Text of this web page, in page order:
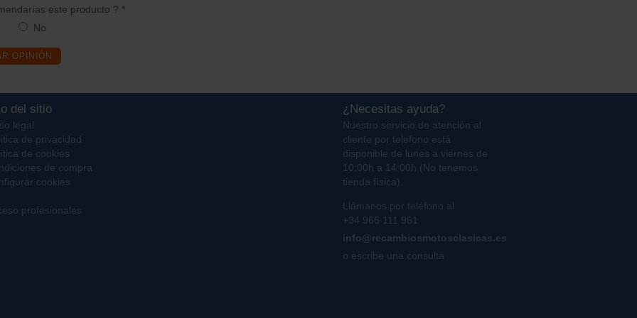
este producto ? *
No
OPINIÓN
del sitio
legal
de privacidad
de cookies
de compra
cookies
profesionales
¿Necesitas ayuda?
Nuestro servicio de atención al
cliente por telefono está
disponible de lunes a viernes de
10:00h a 14:00h (No tenemos
tienda física).
Llámanos por teléfono al
+34 966 111 961
info@recambiosmotosclasicas.es
o escribe una consulta